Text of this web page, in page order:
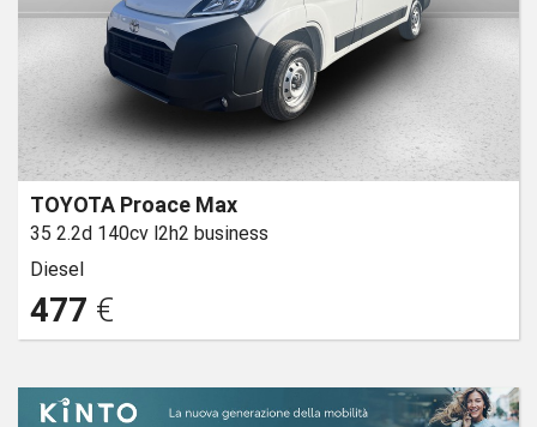
TOYOTA Proace Max
35 2.2d 140cv l2h2 business
Diesel
477 €